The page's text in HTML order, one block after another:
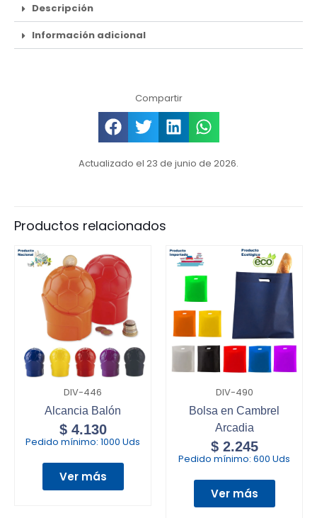
Descripción
Información adicional
Compartir
Actualizado el 23 de junio de 2026.
Productos relacionados
DIV-446
Alcancia Balón
$4.130
Pedido mínimo: 1000 Uds
Ver más
DIV-490
Bolsa en Cambrel
Arcadia
$2.245
Pedido mínimo: 600 Uds
Ver más